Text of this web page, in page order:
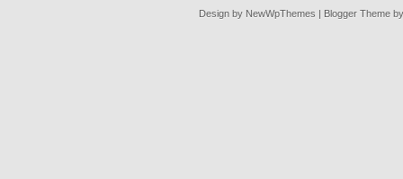
Design by NewWpThemes | Blogger Theme